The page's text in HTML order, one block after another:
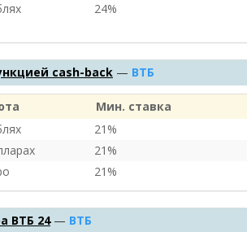
24%
cash-back — ВТБ
Мин. ставка
21%
21%
21%
ВТБ 24— ВТБ